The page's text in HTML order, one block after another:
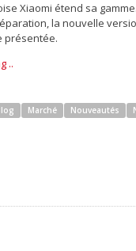
Xiaomi étend sa
la nouvelle
présentée.
..
Marché Nouveautés